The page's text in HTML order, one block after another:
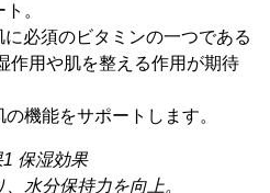
。
必須のビタミンの一つである
作用や肌を整える作用が期待
機能をサポートします。
保湿効果
水分保持力を向上。